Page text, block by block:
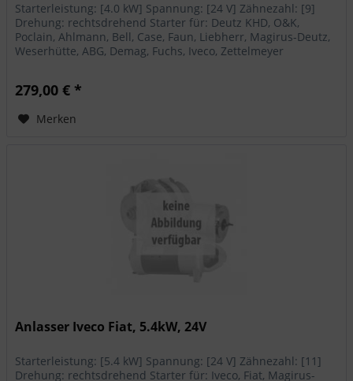
Starterleistung: [4.0 kW] Spannung: [24 V] Zähnezahl: [9]
Drehung: rechtsdrehend Starter für: Deutz KHD, O&K,
Poclain, Ahlmann, Bell, Case, Faun, Liebherr, Magirus-Deutz,
Weserhütte, ABG, Demag, Fuchs, Iveco, Zettelmeyer
279,00 € *
Merken
Anlasser Iveco Fiat, 5.4kW, 24V
Starterleistung: [5.4 kW] Spannung: [24 V] Zähnezahl: [11]
Drehung: rechtsdrehend Starter für: Iveco, Fiat, Magirus-